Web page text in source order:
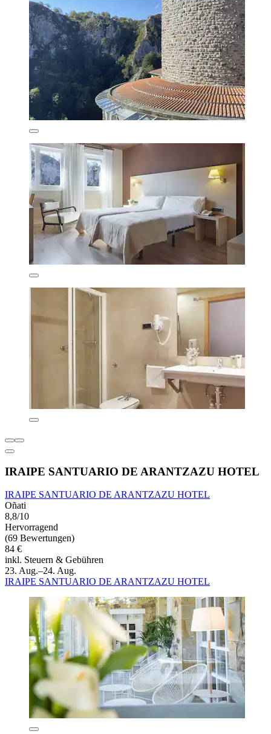
IRAIPE SANTUARIO DE ARANTZAZU HOTEL
IRAIPE SANTUARIO DE ARANTZAZU HOTEL
Oñati
8,8/10
Hervorragend
(69 Bewertungen)
84 €
inkl. Steuern & Gebühren
23. Aug.–24. Aug.
IRAIPE SANTUARIO DE ARANTZAZU HOTEL